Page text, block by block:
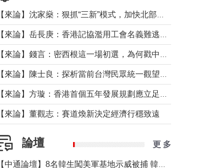
【來論】董觀志：賽道煥新決定經濟行穩致遠
論壇 更 多